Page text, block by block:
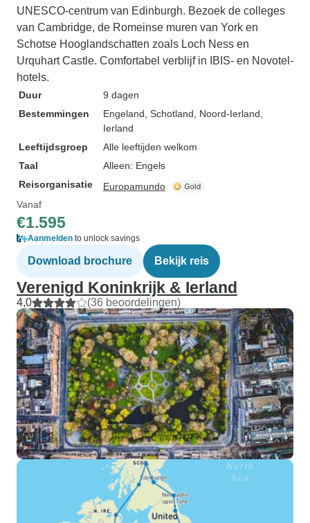
UNESCO-centrum van Edinburgh. Bezoek de colleges
van Cambridge, de Romeinse muren van York en
Schotse Hooglandschatten zoals Loch Ness en
Urquhart Castle. Comfortabel verblijf in IBIS- en Novotel-
hotels.
Duur
9 dagen
Bestemmingen
Engeland , Schotland , Noord-Ierland
Ierland
Leeftijdsgroep
Alle leeftijden welkom
Taal
Alleen: Engels
Reisorganisatie
Europamundo
Vanaf
€1.595
Aanmelden to unlock savings
Download brochure Bekijk reis
Verenigd Koninkrijk & Ierland
4,0 (36 beoordelingen)